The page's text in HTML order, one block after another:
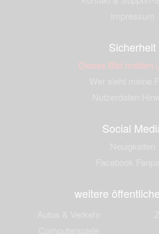
Sicherheit
Dieses Bild melden
Social
weitere